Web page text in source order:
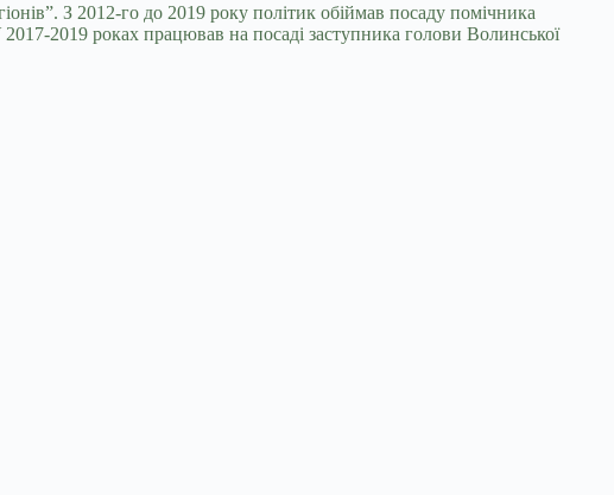
З 2012-го до 2019 року політик обіймав посаду помічника
2019 роках працював на посаді заступника голови Волинської